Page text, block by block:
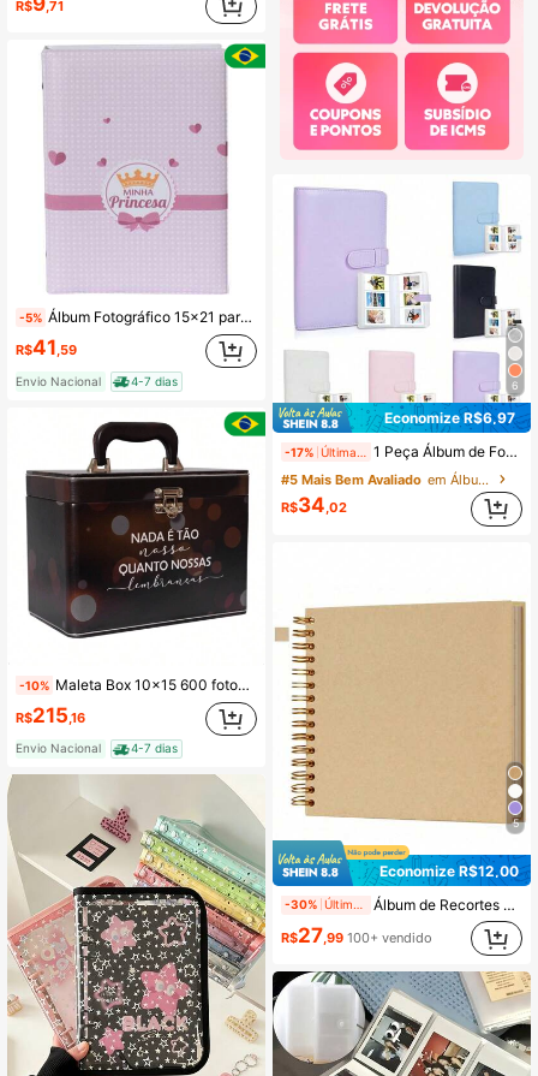
R$ ,71
-5% Álbum Fotográfico 15x21 para 100 Fotos MINHA PRINCESA Rosa Coroa Bebê Infantil
R$41,59
Envio Nacional 4-7 dias
-10% Maleta Box 10x15 600 fotos 6 Álbuns Fotográficos LEMBRANÇAS Preto Jovem Família
R$215,16
Envio Nacional 4-7 dias
6
Economize R$6,97
-17% 1 Peça Álbum de Fotos Mini com 108 Slots em Couro PU, Livro de Armazenamento de Cartões de Fotos, Adequado para Fotos de 2x3 Polegadas, Livro de Coleção Estilo Carteira, Suporte de Cartão Lomo Mini de Ídolo K-Pop
#5 Mais Bem Avaliado
em Álbum de fotos
R$34,02
5
Economize R$12,00
-30% Últimas 3 hrs Álbum de Recortes DIY de 7x7 Polegadas/8x8 Polegadas/10x10 Polegadas, 40 Páginas/20 Folhas, Capa Dura de Papel Kraft, Álbum de Recortes, Memórias Familiares de Casamento e Aniversário
R$27 ,99 100+ vendido